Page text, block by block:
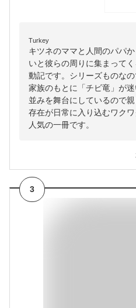
Turkey
キツネのママと人間のパパ
いと彼らの周りに集まって
動記です。シリーズものな
家族のもとに「チビ竜」が
並みを舞台にしているので
存在が日常に入り込むワク
人気の一冊です。
3